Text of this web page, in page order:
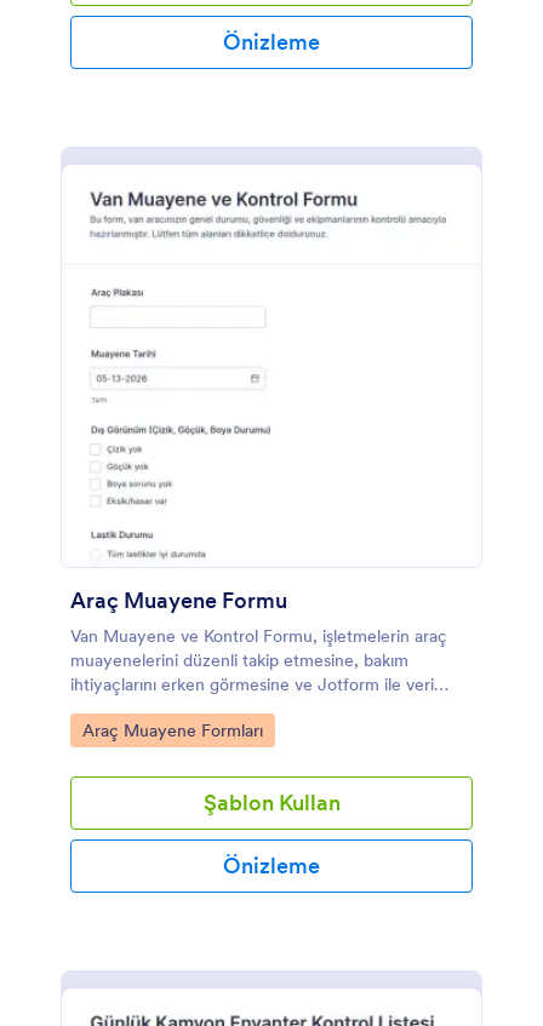
Önizleme
Araç Muayene Formu
Van Muayene ve Kontrol Formu, işletmelerin araç
muayenelerini düzenli takip etmesine, bakım
ihtiyaçlarını erken görmesine ve Jotform ile veri
toplama sürecini tek noktadan yönetmesine
yardımcı olur.
Go to Category:
Araç Muayene Formları
Şablon Kullan
Önizleme